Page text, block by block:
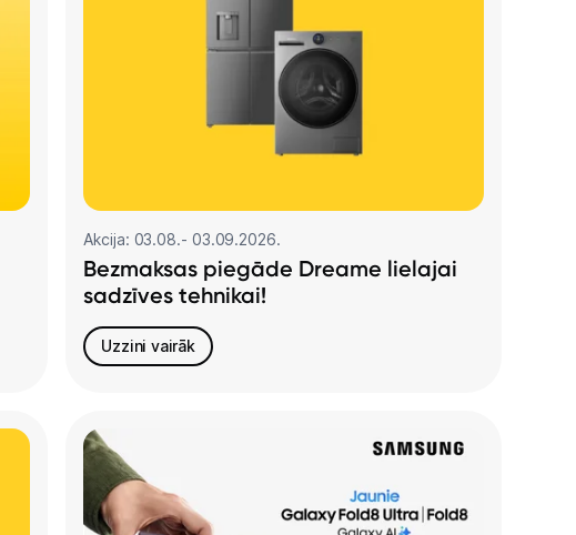
Akcija: 03.08.- 03.09.2026.
Bezmaksas piegāde Dreame lielajai
sadzīves tehnikai!
Uzzini vairāk